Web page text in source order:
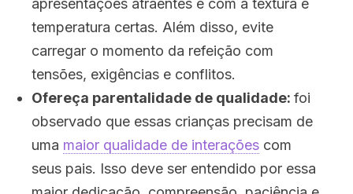
apresentações atraentes e com a textura e
temperatura certas. Além disso, evite
carregar o momento da refeição com
tensões, exigências e conflitos.
Ofereça parentalidade de qualidade: foi
observado que essas crianças precisam de
uma maior qualidade de interações com
seus pais. Isso deve ser entendido por essa